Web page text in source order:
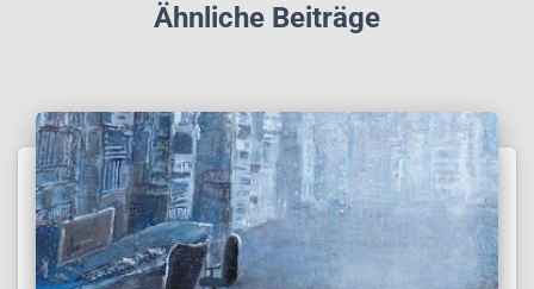
Ähnliche Beiträge